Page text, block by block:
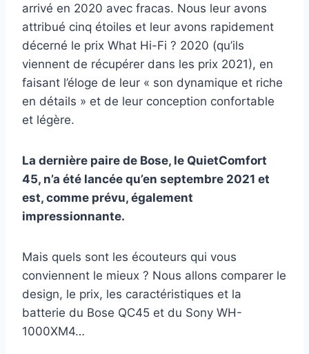
arrivé en 2020 avec fracas. Nous leur avons
attribué cinq étoiles et leur avons rapidement
décerné le prix What Hi-Fi ? 2020 (qu’ils
viennent de récupérer dans les prix 2021), en
faisant l’éloge de leur « son dynamique et riche
en détails » et de leur conception confortable
et légère.
La dernière paire de Bose, le QuietComfort
45, n’a été lancée qu’en septembre 2021 et
est, comme prévu, également
impressionnante.
Mais quels sont les écouteurs qui vous
conviennent le mieux ? Nous allons comparer le
design, le prix, les caractéristiques et la
batterie du Bose QC45 et du Sony WH-
1000XM4…